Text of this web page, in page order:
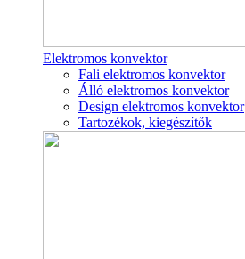
Elektromos konvektor
Fali elektromos konvektor
Álló elektromos konvektor
Design elektromos konvektor
Tartozékok, kiegészítők